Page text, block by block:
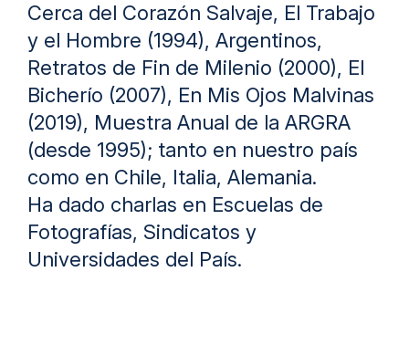
Cerca del Corazón Salvaje, El Trabajo
y el Hombre (1994), Argentinos,
Retratos de Fin de Milenio (2000), El
Bicherío (2007), En Mis Ojos Malvinas
(2019), Muestra Anual de la ARGRA
(desde 1995); tanto en nuestro país
como en Chile, Italia, Alemania.
Ha dado charlas en Escuelas de
Fotografías, Sindicatos y
Universidades del País.